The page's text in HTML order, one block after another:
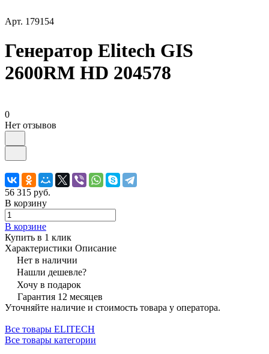
Арт. 179154
Генератор Elitech GIS
2600RМ HD 204578
0
Нет отзывов
56 315 руб.
В корзину
В корзине
Купить в 1 клик
Характеристики Описание
Нет в наличии
Нашли дешевле?
Хочу в подарок
Гарантия 12 месяцев
Уточняйте наличие и стоимость товара у оператора.
Все товары ELITECH
Все товары категории